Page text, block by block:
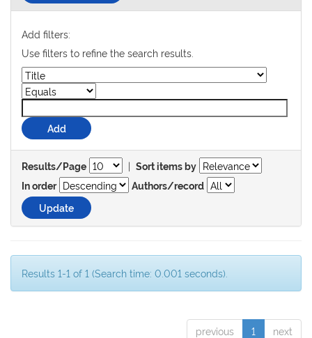
Add filters:
Use filters to refine the search results.
Results/Page | Sort items by
In order
Authors/record
Results 1-1 of 1 (Search time: 0.001 seconds).
previous 1 next